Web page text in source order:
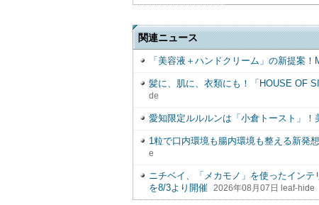
関連ニュース
「美容液＋ハンドクリーム」の新提案
髪に、肌に、衣類にも！「HOUSE OF
de
愛知限定ルルルンは「小倉トースト」！
1粒で口内環境も腸内環境も整える新発
e
ニチベイ、「メカモノ」を使ったインテ
を8/3より開催
2026年08月07日 leaf-hide